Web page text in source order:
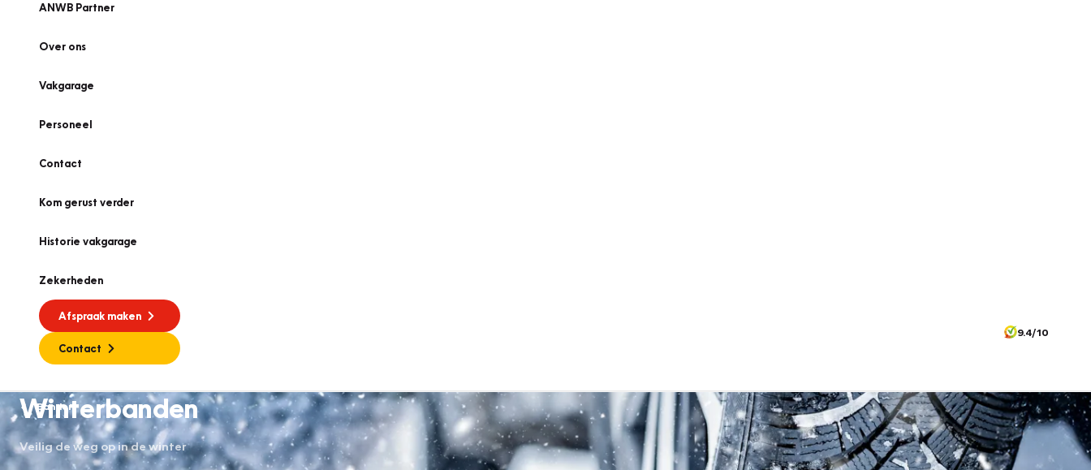
ANWB Partner
Over ons
Vakgarage
Personeel
Contact
Kom gerust verder
Historie vakgarage
Zekerheden
Afspraak maken
Contact
9.4/10
Banden
Winterbanden
Veilig de weg op in de winter